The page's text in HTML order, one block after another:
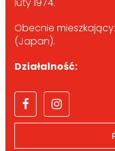
Obecnie
(Japan).
Działalność: